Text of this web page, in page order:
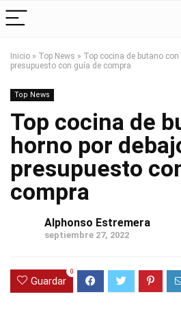
Inicio » Top News » Top cocina de butano
presupuesto con guía de compra
Top News
Top cocina de
horno por
presupuesto
compra
Alphonso Estremera
septiembre 27, 2022
Guardar
0